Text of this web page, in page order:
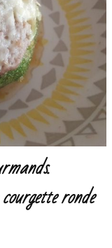
ronde